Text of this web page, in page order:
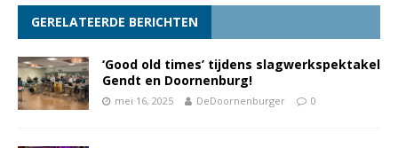
GERELATEERDE BERICHTEN
‘Good old times’ tijdens slagwerkspektakel
Gendt en Doornenburg!
mei 16, 2025 DeDoornenburger 0